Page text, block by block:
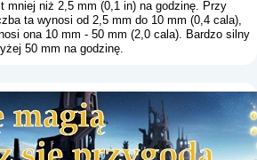
mniej niż 2,5 mm (0,1 in) na godzinę. Przy
ta wynosi od 2,5 mm do 10 mm (0,4 cala),
ona 10 mm - 50 mm (2,0 cala). Bardzo silny
50 mm na godzinę.